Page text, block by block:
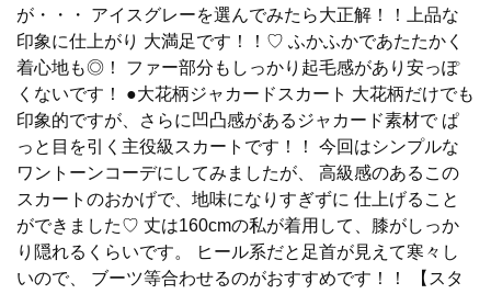
が・・・ アイスグレーを選んでみたら大正解！！上品な
印象に仕上がり 大満足です！！♡ ふかふかであたたかく
着心地も◎！ ファー部分もしっかり起毛感があり安っぽ
くないです！ ●大花柄ジャカードスカート 大花柄だけでも
印象的ですが、さらに凹凸感があるジャカード素材で ぱ
っと目を引く主役級スカートです！！ 今回はシンプルな
ワントーンコーデにしてみましたが、 高級感のあるこの
スカートのおかげで、地味になりすぎずに 仕上げること
ができました♡ 丈は160cmの私が着用して、膝がしっか
り隠れるくらいです。 ヒール系だと足首が見えて寒々し
いので、 ブーツ等合わせるのがおすすめです！！ 【スタ